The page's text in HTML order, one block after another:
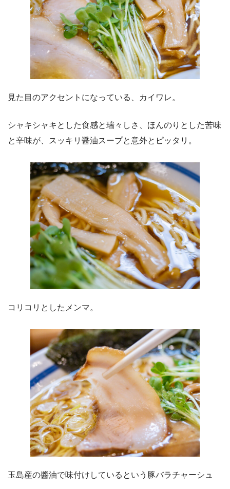
見た目のアクセントになっている、カイワレ。
シャキシャキとした食感と瑞々しさ、ほんのりとした苦味
と辛味が、スッキリ醤油スープと意外とピッタリ。
コリコリとしたメンマ。
玉島産の醬油で味付けしているという豚バラチャーシュ